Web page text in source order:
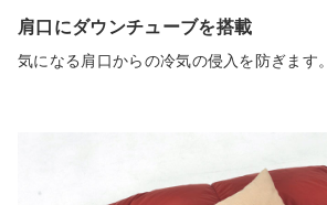
肩口にダウンチューブを搭載
気になる肩口からの冷気の侵入を防ぎます。